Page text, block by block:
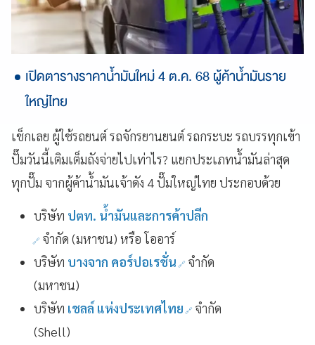
เปิดตารางราคาน้ำมันใหม่ 4 ต.ค. 68 ผู้ค้าน้ำมันราย
ใหญ่ไทย
เช็กเลย ผู้ใช้รถยนต์ รถจักรยานยนต์ รถกระบะ รถบรรทุกเข้า
ปั๊มวันนี้เติมเต็มถังจ่ายไปเท่าไร? แยกประเภทน้ำมันล่าสุด
ทุกปั๊ม จากผู้ค้าน้ำมันเจ้าดัง 4 ปั๊มใหญ่ไทย ประกอบด้วย
บริษัท ปตท. น้ำมันและการค้าปลีก
จำกัด (มหาชน) หรือ โออาร์
บริษัท บางจาก คอร์ปอเรชั่น จำกัด
(มหาชน)
บริษัท เชลล์ แห่งประเทศไทย จำกัด
(Shell)